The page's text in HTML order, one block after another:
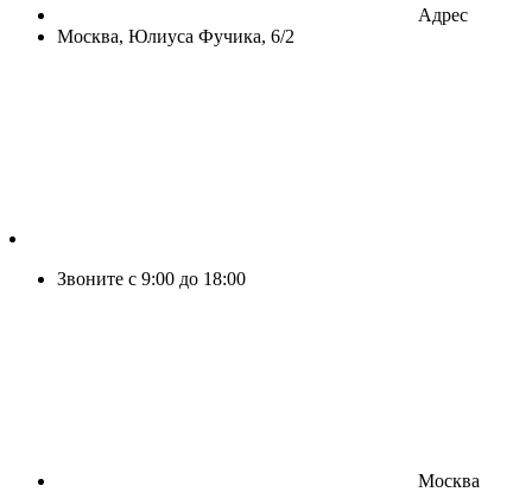
Адрес
Москва, Юлиуса Фучика, 6/2
Звоните с 9:00 до 18:00
Москва